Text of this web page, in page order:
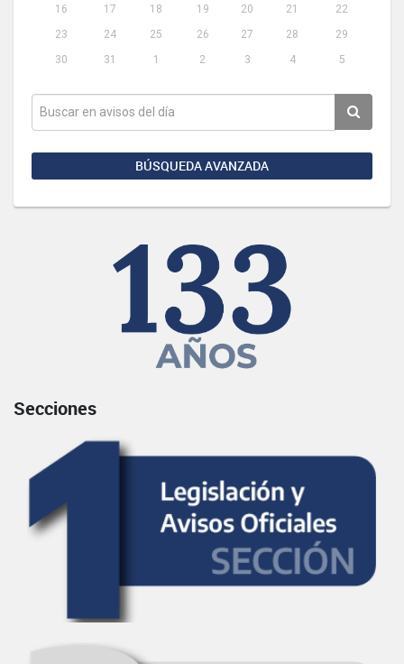
16
17 18 19 20 21
22
23
24 25 26 27 28
29
30
31 1 2 3 4 5
BÚSQUEDA AVANZADA
Secciones